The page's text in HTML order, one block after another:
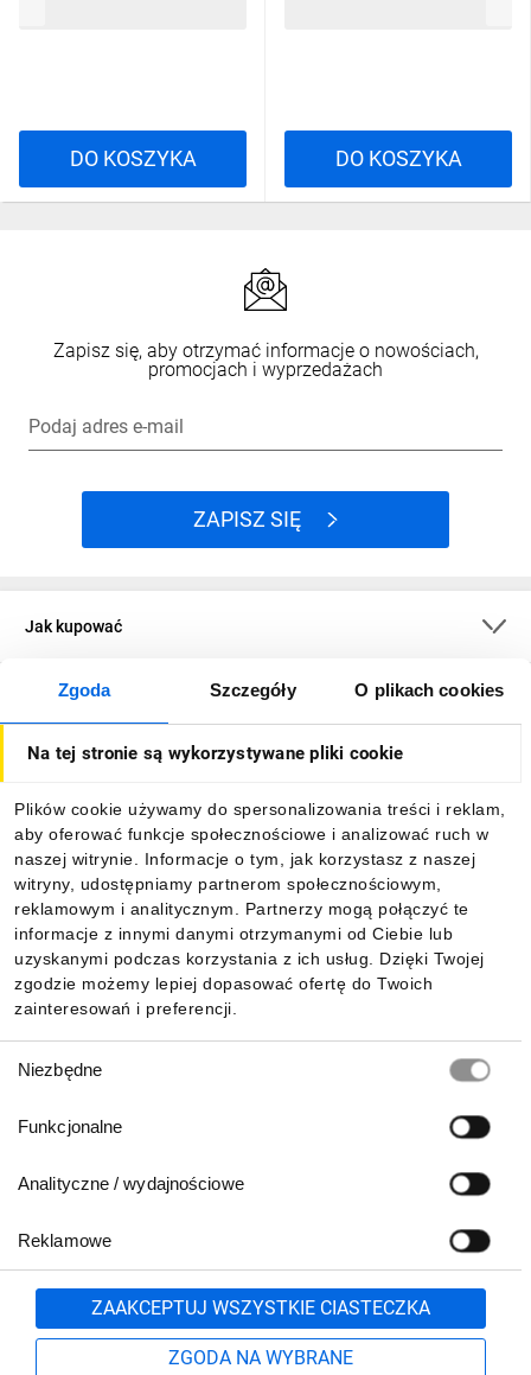
Zgoda Szczegóły O plikach cookies
Na tej stronie są wykorzystywane pliki cookie
Plików cookie używamy do spersonalizowania treści i reklam,
aby oferować funkcje społecznościowe i analizować ruch w
naszej witrynie. Informacje o tym, jak korzystasz z naszej
witryny, udostępniamy partnerom społecznościowym,
reklamowym i analitycznym. Partnerzy mogą połączyć te
informacje z innymi danymi otrzymanymi od Ciebie lub
uzyskanymi podczas korzystania z ich usług. Dzięki Twojej
zgodzie możemy lepiej dopasować ofertę do Twoich
zainteresowań i preferencji.
zgody
Niezbędne
Funkcjonalne
Analityczne / wydajnościowe
Reklamowe
ZAAKCEPTUJ WSZYSTKIE CIASTECZKA
ZGODA NA WYBRANE
DO KOSZYKA DO KOSZYKA
Zapisz się, aby otrzymać informacje o nowościach,
promocjach i wyprzedażach
Podaj adres e-mail
ZAPISZ SIĘ
Jak kupować
O firmie
Informacje
Pobierz naszą aplikację mobilną:
801 500 700 lub
71 37 61 600
Formularz kontaktowy